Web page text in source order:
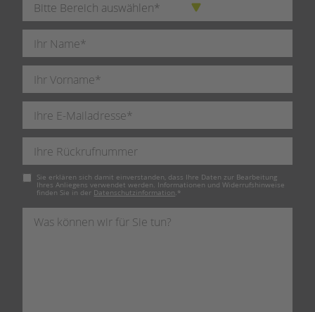
Pflichtfeld
Sie erklären sich damit einverstanden, dass Ihre Daten zur Bearbeitung
Ihres Anliegens verwendet werden. Informationen und Widerrufshinweise
finden Sie in der Datenschutzinformation. *